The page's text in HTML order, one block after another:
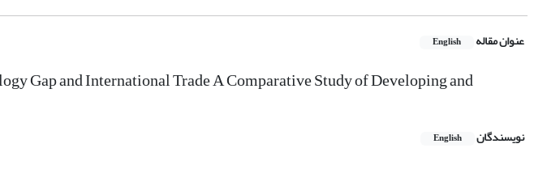
عنوان مقاله English
Gap and International Trade A Comparative Study of Developing and
نویسندگان English